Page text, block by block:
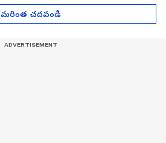
మరింత చదవండి